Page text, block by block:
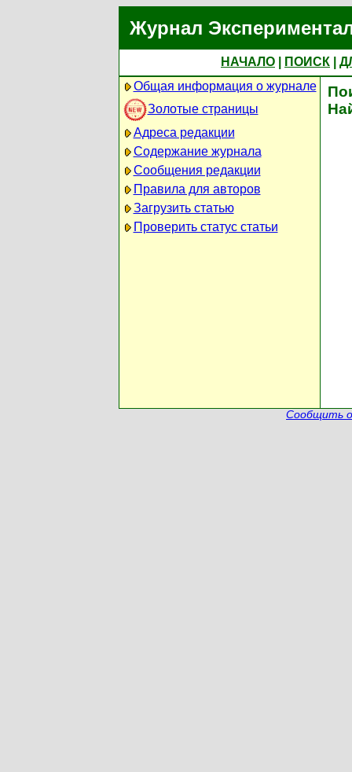
Журнал
НАЧАЛО ПОИСК
Общая информация о журнале
Золотые страницы
Адреса редакции
Содержание журнала
Сообщения редакции
Правила для авторов
Загрузить статью
Проверить статус статьи
Сообщить о